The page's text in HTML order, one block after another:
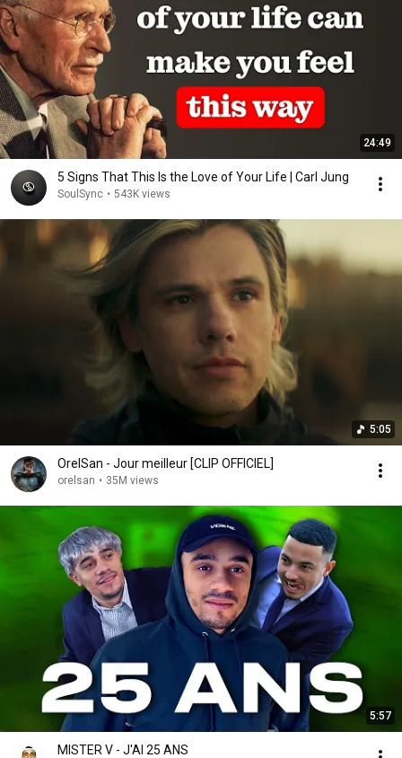
24:49
5 Signs That This Is the Love of Your Life | Carl Jung
SoulSync • 543K views
5:05
OrelSan - Jour meilleur [CLIP OFFICIEL]
orelsan • 35M views
5:57
MISTER V - J'AI 25 ANS